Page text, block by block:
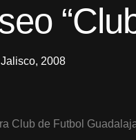
2008
Club de Futbol